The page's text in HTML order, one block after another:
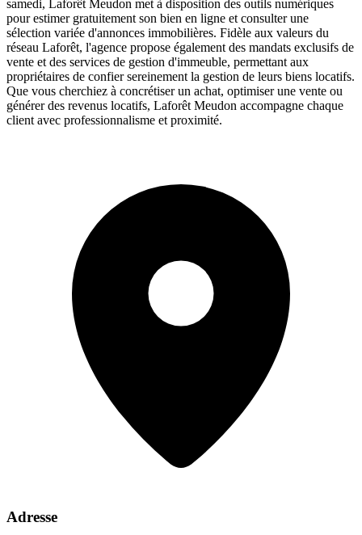
samedi, Laforêt Meudon met à disposition des outils numériques
pour estimer gratuitement son bien en ligne et consulter une
sélection variée d'annonces immobilières. Fidèle aux valeurs du
réseau Laforêt, l'agence propose également des mandats exclusifs de
vente et des services de gestion d'immeuble, permettant aux
propriétaires de confier sereinement la gestion de leurs biens locatifs.
Que vous cherchiez à concrétiser un achat, optimiser une vente ou
générer des revenus locatifs, Laforêt Meudon accompagne chaque
client avec professionnalisme et proximité.
Adresse